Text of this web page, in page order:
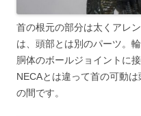
首の根元の部分は太くアレ
は、頭部とは別のパーツ。
胴体のボールジョイントに
NECAとは違って首の可動
の間です。